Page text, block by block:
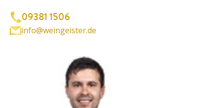
09381 1506
info@weingeister.de